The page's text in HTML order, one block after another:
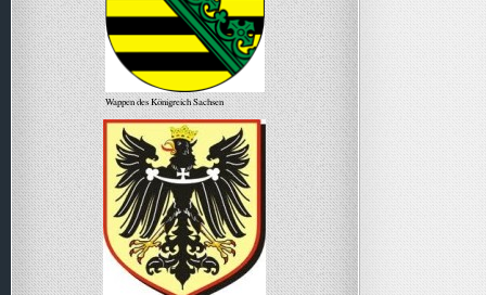
Wappen des Königreich Sachsen